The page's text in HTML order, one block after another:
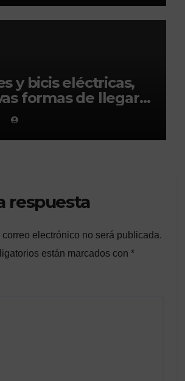
y bicis eléctricas,
formas de llegar
a la Feria de Abril de
respuesta
electrónico no será publicada.
están marcados con *